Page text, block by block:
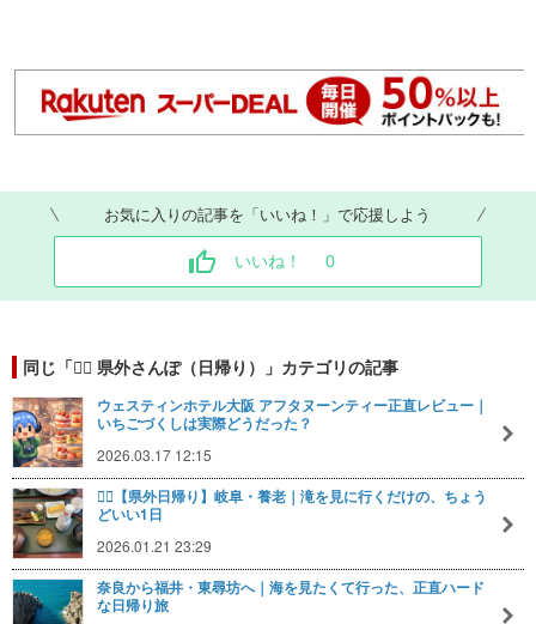
お気に入りの記事を「いいね！」で応援しよう
いいね！ 0
同じ「🚶‍♂️ 県外さんぽ（日帰り）」カテゴリの記事
ウェスティンホテル大阪 アフタヌーンティー正直レビュー｜
いちごづくしは実際どうだった？
2026.03.17 12:15
🚶‍♂️【県外日帰り】岐阜・養老｜滝を見に行くだけの、ちょう
どいい1日
2026.01.21 23:29
奈良から福井・東尋坊へ｜海を見たくて行った、正直ハード
な日帰り旅